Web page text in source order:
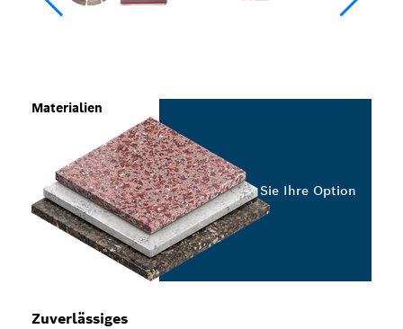
Zuverlässiges
Materialien
Wählen Sie Ihre Option